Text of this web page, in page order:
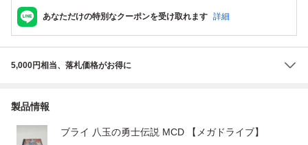
あなただけの特別なクーポンを受け取れます 詳細
5,000円相当、落札価格がお得に
製品情報
ブライ 八玉の勇士伝説 MCD 【メガドライブ】